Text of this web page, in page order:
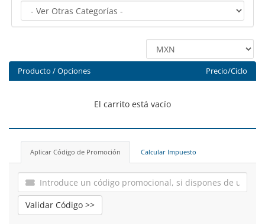
Producto / Opciones Precio/Ciclo
El carrito está vacío
Aplicar Código de Promoción Calcular Impuesto
Validar Código >>